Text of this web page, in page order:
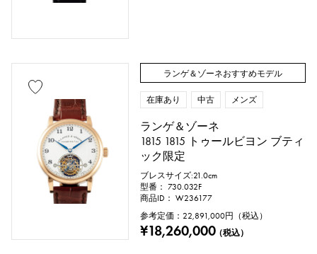
モチーフ
数字 アルファベット クロス
クローバー スカル
ハート 一粒ジュエリー
星 月 羽根
ランゲ＆ゾーネおすすめモデル
在庫あり 中古 メンズ
ランゲ＆ゾーネ
1815 1815 トゥールビヨン ブティ
ック限定
ブレスサイズ:21.0cm
型番： 730.032F
商品ID： W236177
参考定価： 22,891,000円（税込）
¥18,260,000（税込）